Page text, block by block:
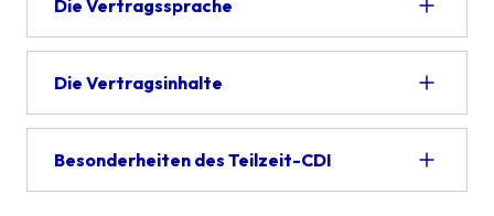
Die Vertragssprache
Die Vertragsinhalte
Besonderheiten des Teilzeit-CDI